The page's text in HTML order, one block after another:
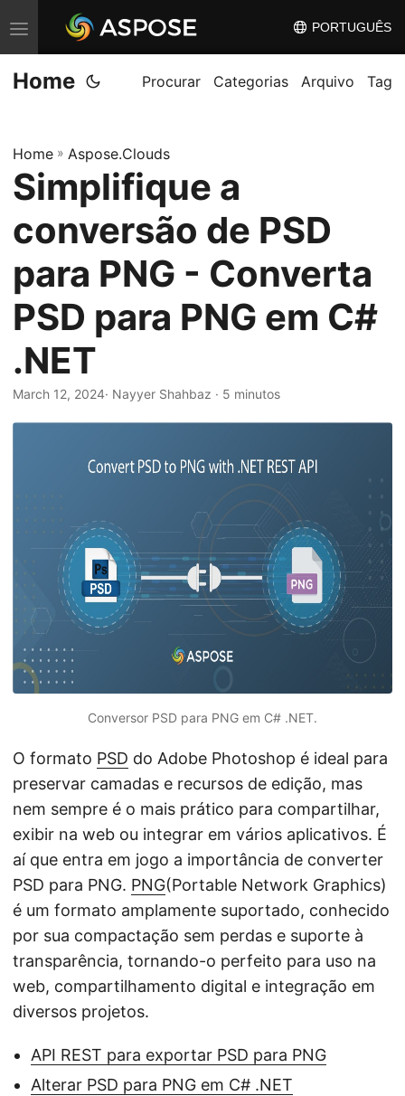
A
l
t
n
a
n
v
e
g
ç
PORTUGUÊS
Home Procurar Categorias Arquivo Tag
Home » Aspose.Clouds
Simplifique a
conversão de PSD
para PNG - Converta
PSD para PNG em C#
.NET
March 12, 2024· Nayyer Shahbaz · 5 minutos
Conversor PSD para PNG em C# .NET.
O formato PSD do Adobe Photoshop é ideal para
preservar camadas e recursos de edição, mas
nem sempre é o mais prático para compartilhar,
exibir na web ou integrar em vários aplicativos. É
aí que entra em jogo a importância de converter
PSD para PNG. PNG(Portable Network Graphics)
é um formato amplamente suportado, conhecido
por sua compactação sem perdas e suporte à
transparência, tornando-o perfeito para uso na
web, compartilhamento digital e integração em
diversos projetos.
API REST para exportar PSD para PNG
Alterar PSD para PNG em C# .NET